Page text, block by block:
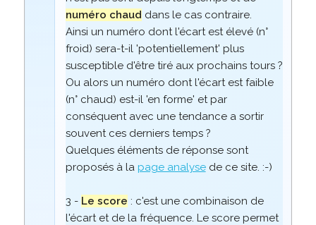
numéro chaud dans le cas contraire.
Ainsi un numéro dont l'écart est élevé (n°
froid) sera-t-il 'potentiellement' plus
susceptible d'être tiré aux prochains tours ?
Ou alors un numéro dont l'écart est faible
(n° chaud) est-il 'en forme' et par
conséquent avec une tendance a sortir
souvent ces derniers temps ?
Quelques éléments de réponse sont
proposés à la page analysede ce site. :-)
3 - Le score : c'est une combinaison de
l'écart et de la fréquence. Le score permet